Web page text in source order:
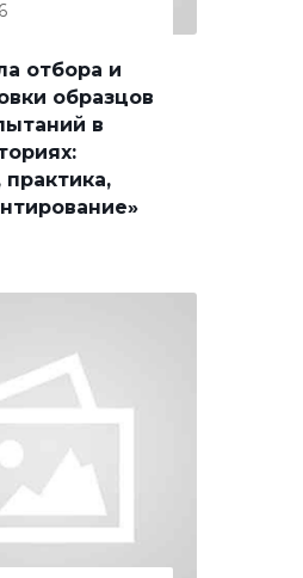
отбора и
образцов
в
практика,